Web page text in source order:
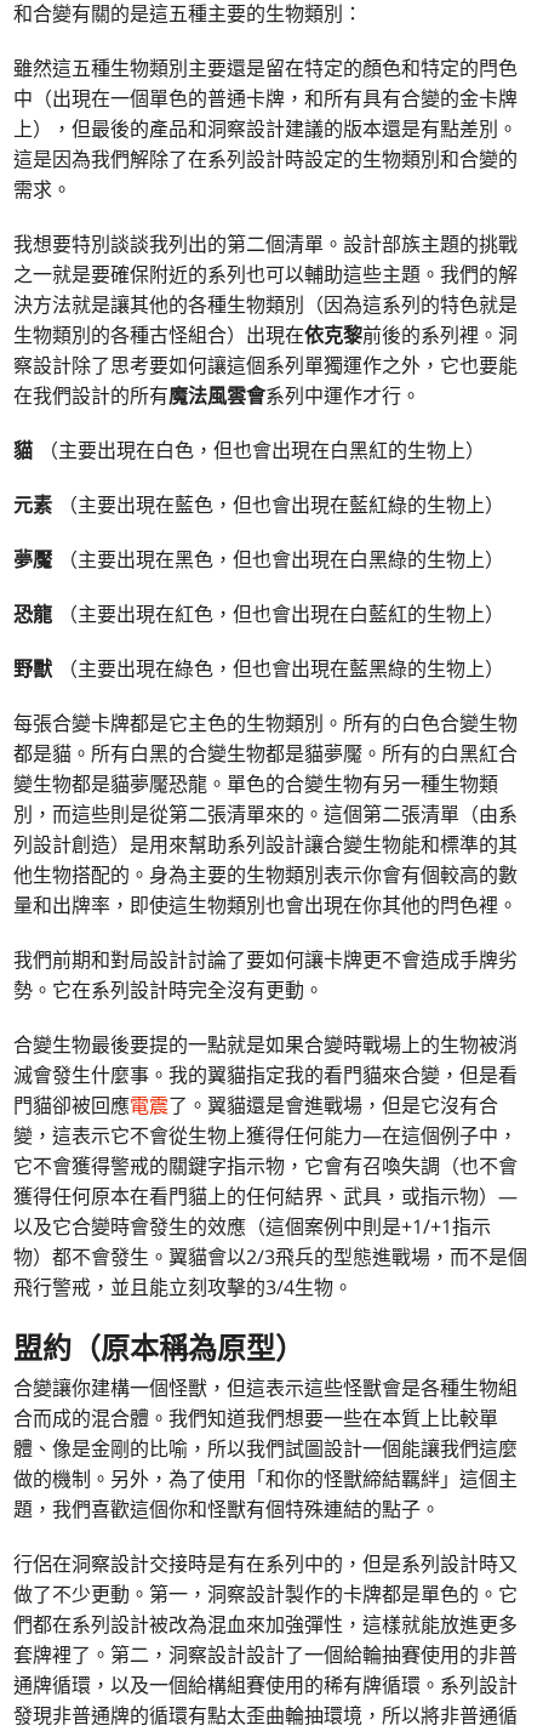
和合變有關的是這五種主要的生物類別：
雖然這五種生物類別主要還是留在特定的顏色和特定的閂色
中（出現在一個單色的普通卡牌，和所有具有合變的金卡牌
上），但最後的產品和洞察設計建議的版本還是有點差別。
這是因為我們解除了在系列設計時設定的生物類別和合變的
需求。
我想要特別談談我列出的第二個清單。設計部族主題的挑戰
之一就是要確保附近的系列也可以輔助這些主題。我們的解
決方法就是讓其他的各種生物類別（因為這系列的特色就是
生物類別的各種古怪組合）出現在依克黎前後的系列裡。洞
察設計除了思考要如何讓這個系列單獨運作之外，它也要能
在我們設計的所有魔法風雲會系列中運作才行。
貓 （主要出現在白色，但也會出現在白黑紅的生物上）
元素 （主要出現在藍色，但也會出現在藍紅綠的生物上）
夢魘 （主要出現在黑色，但也會出現在白黑綠的生物上）
恐龍 （主要出現在紅色，但也會出現在白藍紅的生物上）
野獸 （主要出現在綠色，但也會出現在藍黑綠的生物上）
每張合變卡牌都是它主色的生物類別。所有的白色合變生物
都是貓。所有白黑的合變生物都是貓夢魘。所有的白黑紅合
變生物都是貓夢魘恐龍。單色的合變生物有另一種生物類
別，而這些則是從第二張清單來的。這個第二張清單（由系
列設計創造）是用來幫助系列設計讓合變生物能和標準的其
他生物搭配的。身為主要的生物類別表示你會有個較高的數
量和出牌率，即使這生物類別也會出現在你其他的閂色裡。
我們前期和對局設計討論了要如何讓卡牌更不會造成手牌劣
勢。它在系列設計時完全沒有更動。
合變生物最後要提的一點就是如果合變時戰場上的生物被消
滅會發生什麼事。我的翼貓指定我的看門貓來合變，但是看
門貓卻被回應電震了。翼貓還是會進戰場，但是它沒有合
變，這表示它不會從生物上獲得任何能力—在這個例子中，
它不會獲得警戒的關鍵字指示物，它會有召喚失調（也不會
獲得任何原本在看門貓上的任何結界、武具，或指示物）—
以及它合變時會發生的效應（這個案例中則是+1/+1指示
物）都不會發生。翼貓會以2/3飛兵的型態進戰場，而不是個
飛行警戒，並且能立刻攻擊的3/4生物。
盟約（原本稱為原型）
合變讓你建構一個怪獸，但這表示這些怪獸會是各種生物組
合而成的混合體。我們知道我們想要一些在本質上比較單
體、像是金剛的比喻，所以我們試圖設計一個能讓我們這麼
做的機制。另外，為了使用「和你的怪獸締結羈絆」這個主
題，我們喜歡這個你和怪獸有個特殊連結的點子。
行侶在洞察設計交接時是有在系列中的，但是系列設計時又
做了不少更動。第一，洞察設計製作的卡牌都是單色的。它
們都在系列設計被改為混血來加強彈性，這樣就能放進更多
套牌裡了。第二，洞察設計設計了一個給輪抽賽使用的非普
通牌循環，以及一個給構組賽使用的稀有牌循環。系列設計
發現非普通牌的循環有點太歪曲輪抽環境，所以將非普通循